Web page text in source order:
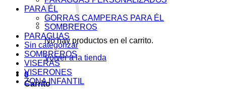
No hay productos en el carrito.
Volver a la tienda
0
Carrito
PARA ÉL
GORRAS CAMPERAS PARA ÉL
SOMBREROS
PARAGUAS
Sin categorizar
SOMBREROS
VISERAS
VISERONES
ZONA INFANTIL